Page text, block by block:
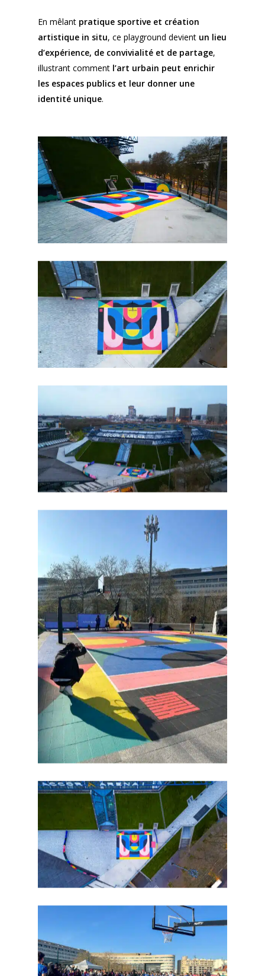
En mêlant pratique sportive et création
artistique in situ, ce playground devient un lieu
d’expérience, de convivialité et de partage,
illustrant comment l’art urbain peut enrichir
les espaces publics et leur donner une
identité unique.